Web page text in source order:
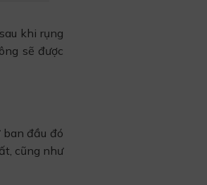
khi rụng
sẽ được
đầu đó
cũng như